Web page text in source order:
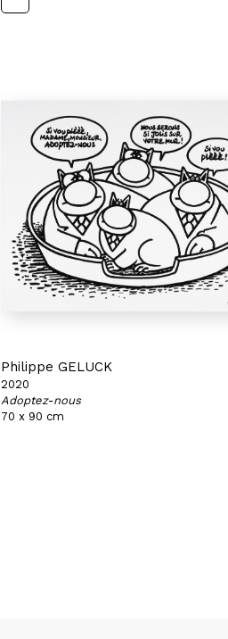
Philippe GELUCK
2020
Adoptez-nous
70 x 90 cm